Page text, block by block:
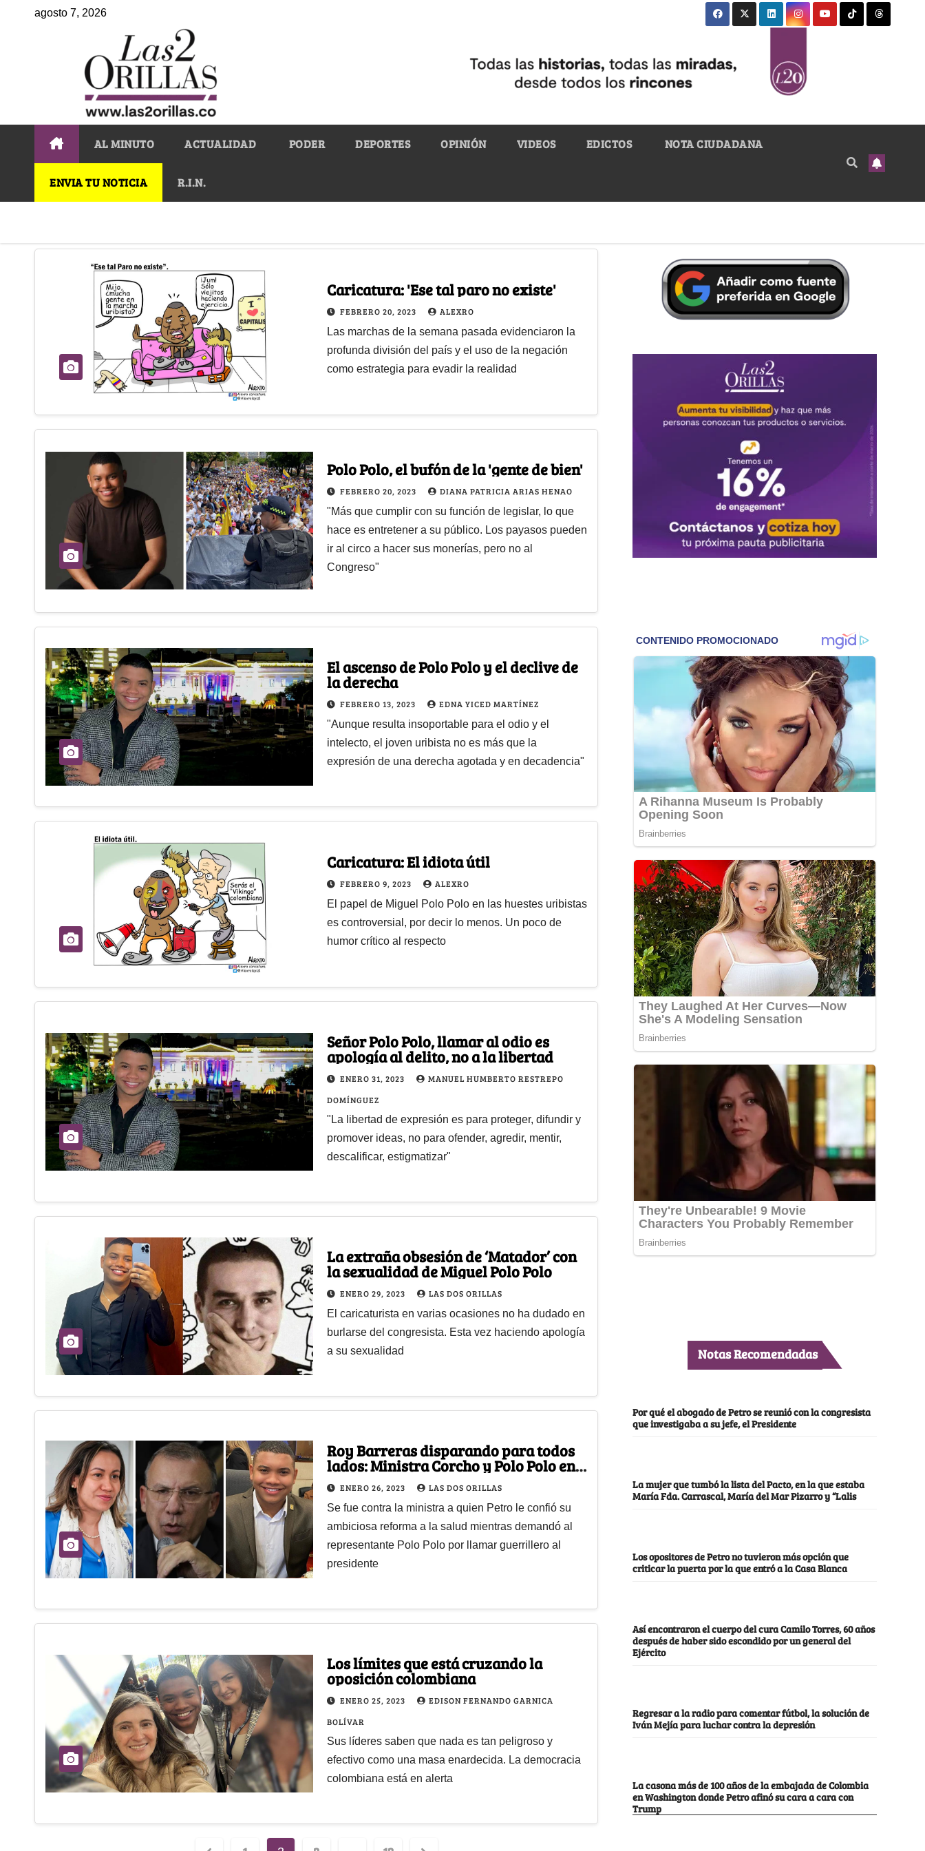
agosto 7, 2026
AL MINUTO ACTUALIDAD PODER DEPORTES OPINIÓN VIDEOS EDICTOS NOTA CIUDADANA
ENVIA TU NOTICIA R.I.N.
Caricatura: 'Ese tal paro no existe'
FEBRERO 20, 2023 ALEXRO
Las marchas de la semana pasada evidenciaron la
profunda división del país y el uso de la negación
como estrategia para evadir la realidad
Polo Polo, el bufón de la 'gente de bien'
FEBRERO 20, 2023 DIANA PATRICIA ARIAS HENAO
"Más que cumplir con su función de legislar, lo que
hace es entretener a su público. Los payasos pueden
ir al circo a hacer sus monerías, pero no al
Congreso"
El ascenso de Polo Polo y el declive de
la derecha
FEBRERO 13, 2023 EDNA YICED MARTÍNEZ
"Aunque resulta insoportable para el odio y el
intelecto, el joven uribista no es más que la
expresión de una derecha agotada y en decadencia"
Caricatura: El idiota útil
FEBRERO 9, 2023 ALEXRO
El papel de Miguel Polo Polo en las huestes uribistas
es controversial, por decir lo menos. Un poco de
humor crítico al respecto
Señor Polo Polo, llamar al odio es
apología al delito, no a la libertad
ENERO 31, 2023
MANUEL HUMBERTO RESTREPO
DOMÍNGUEZ
"La libertad de expresión es para proteger, difundir y
promover ideas, no para ofender, agredir, mentir,
descalificar, estigmatizar"
La extraña obsesión de ‘Matador’ con
la sexualidad de Miguel Polo Polo
ENERO 29, 2023 LAS DOS ORILLAS
El caricaturista en varias ocasiones no ha dudado en
burlarse del congresista. Esta vez haciendo apología
a su sexualidad
Roy Barreras disparando para todos
lados: Ministra Corcho y Polo Polo en
su mira
ENERO 26, 2023 LAS DOS ORILLAS
Se fue contra la ministra a quien Petro le confió su
ambiciosa reforma a la salud mientras demandó al
representante Polo Polo por llamar guerrillero al
presidente
Los límites que está cruzando la
oposición colombiana
ENERO 25, 2023
EDISON FERNANDO GARNICA
BOLÍVAR
Sus líderes saben que nada es tan peligroso y
efectivo como una masa enardecida. La democracia
colombiana está en alerta
Notas Recomendadas
Por qué el abogado de Petro se reunió con la congresista
que investigaba a su jefe, el Presidente
La mujer que tumbó la lista del Pacto, en la que estaba
María Fda. Carrascal, María del Mar Pizarro y “Lalis
Los opositores de Petro no tuvieron más opción que
criticar la puerta por la que entró a la Casa Blanca
Así encontraron el cuerpo del cura Camilo Torres, 60 años
después de haber sido escondido por un general del
Ejército
Regresar a la radio para comentar fútbol, la solución de
Iván Mejía para luchar contra la depresión
La casona más de 100 años de la embajada de Colombia
en Washington donde Petro afinó su cara a cara con
Trump